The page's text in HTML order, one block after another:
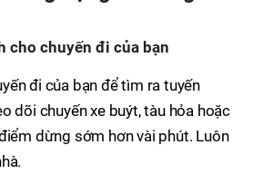
cho chuyến đi của bạn
đi của bạn để tìm ra tuyến
dõi chuyến xe buýt, tàu hỏa hoặc
dừng sớm hơn vài phút. Luôn